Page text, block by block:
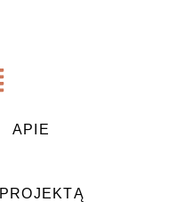
APIE
PROJEKTĄ